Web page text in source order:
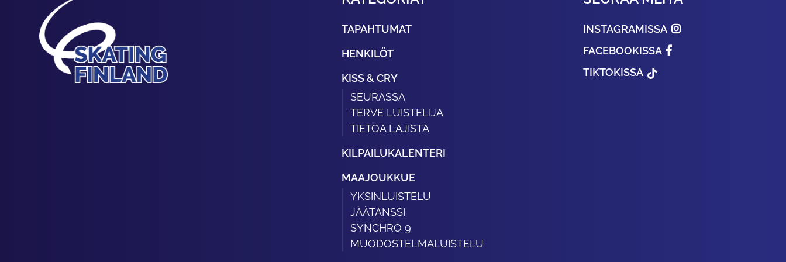
TAPAHTUMAT
HENKILÖT
KISS & CRY
SEURASSA
TERVE LUISTELIJA
TIETOA LAJISTA
KILPAILUKALENTERI
MAAJOUKKUE
YKSINLUISTELU
JÄÄTANSSI
SYNCHRO 9
MUODOSTELMALUISTELU
INSTAGRAMISSA
FACEBOOKISSA
TIKTOKISSA